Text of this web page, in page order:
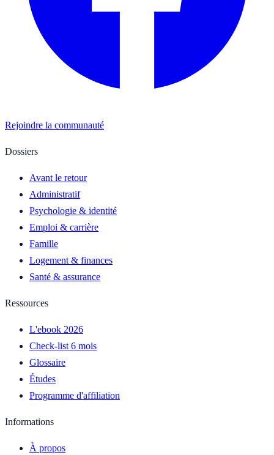
Rejoindre la communauté
Dossiers
Avant le retour
Administratif
Psychologie & identité
Emploi & carrière
Famille
Logement & finances
Santé & assurance
Ressources
L'ebook 2026
Check-list 6 mois
Glossaire
Études
Programme d'affiliation
Informations
À propos